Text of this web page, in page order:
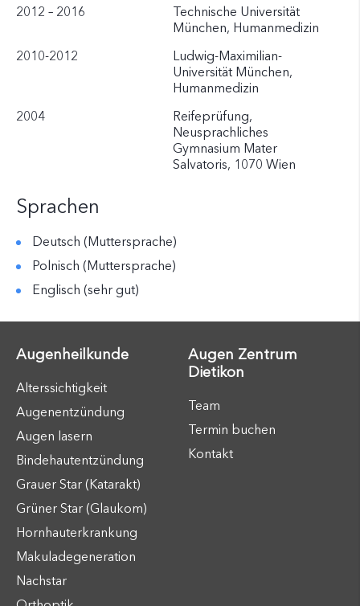
2012 – 2016
Technische Universität
München, Humanmedizin
2010-2012
Ludwig-Maximilian-
Universität München,
Humanmedizin
2004
Reifeprüfung,
Neusprachliches
Gymnasium Mater
Salvatoris, 1070 Wien
Sprachen
Deutsch (Muttersprache)
Polnisch (Muttersprache)
Englisch (sehr gut)
Augenheilkunde
Alterssichtigkeit
Augenentzündung
Augen lasern
Bindehautentzündung
Grauer Star (Katarakt)
Grüner Star (Glaukom)
Hornhauterkrankung
Makuladegeneration
Nachstar
Augen Zentrum
Dietikon
Team
Termin buchen
Kontakt